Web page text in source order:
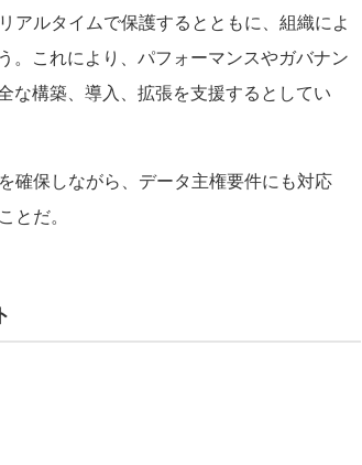
アルタイムで保護するとともに、組織によ
。これにより、パフォーマンスやガバナン
な構築、導入、拡張を支援するとしてい
確保しながら、データ主権要件にも対応
だ。